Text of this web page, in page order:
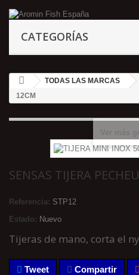
CATEGORÍAS
TODAS LAS MARCAS
12CM
SENSAS TIJERA
Referencia: STP12
Estado: Nuevo
Tijeras de mano, corta el
Tweet Compartir